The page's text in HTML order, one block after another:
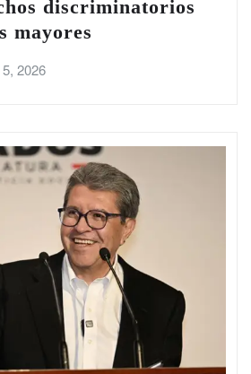
discriminatorios
mayores
2026